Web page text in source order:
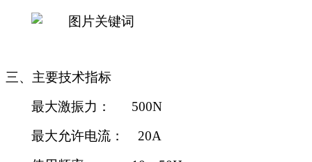
三、主要技术指标
最大激振力： 500N
最大允许电流： 20A